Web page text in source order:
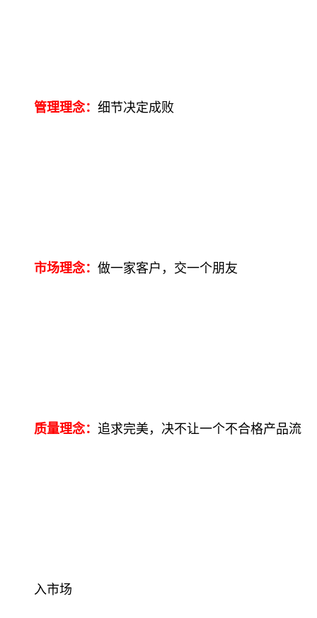
管理理念： 细节决定成败
市场理念： 做一家客户，交一个朋友
质量理念： 追求完美，决不让一个不合格产品流
入市场